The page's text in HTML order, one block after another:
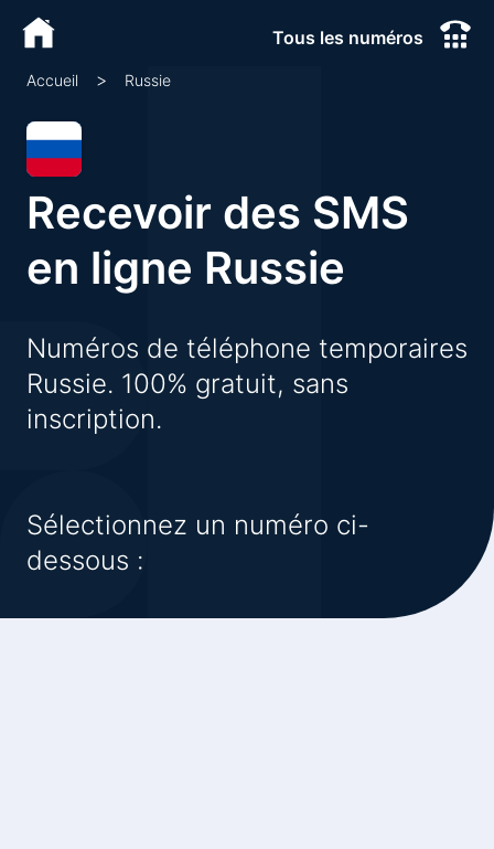
Tous les numéros
Accueil > Russie
Recevoir des SMS
en ligne Russie
Numéros de téléphone temporaires
Russie. 100% gratuit, sans
inscription.
Sélectionnez un numéro ci-
dessous :